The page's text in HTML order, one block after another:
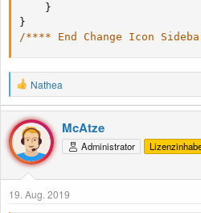
}
}
/**** End Change Icon
R
e
a
k
t
i
o
n
n
Nathea
McAtze
Administrator
19. Aug. 2019